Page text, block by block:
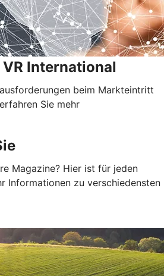
International
beim Markteintritt
Sie mehr
Magazine? Hier ist für jeden
Informationen zu verschiedensten